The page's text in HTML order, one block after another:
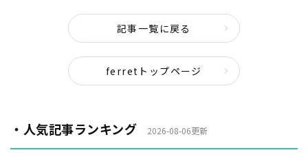
記事一覧に戻る
ferretトップページ
・人気記事ランキング 2026-08-06更新